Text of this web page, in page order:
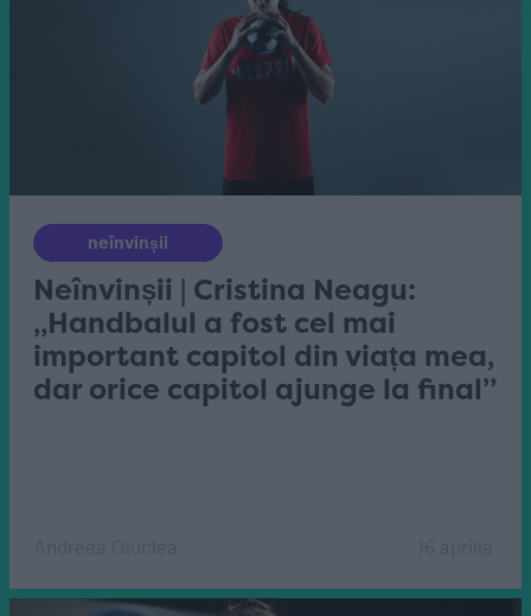
neînvinșii
Neînvinșii | Cristina Neagu:
„Handbalul a fost cel mai
important capitol din viața mea,
dar orice capitol ajunge la final”